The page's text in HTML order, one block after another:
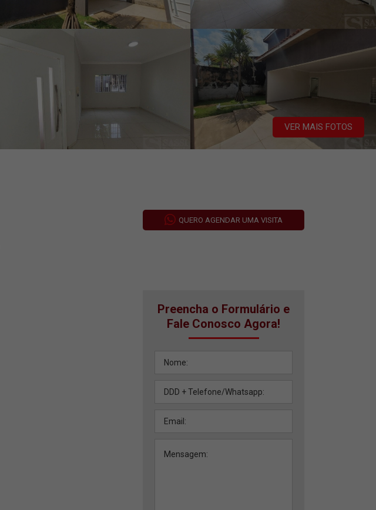
VER MAIS FOTOS
QUERO AGENDAR UMA VISITA
Preencha o Formulário e
Fale Conosco Agora!